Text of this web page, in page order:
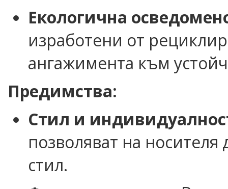
Екологична
изработени от
ангажимента към
Предимства:
Стил и
позволяват на носителя
стил.